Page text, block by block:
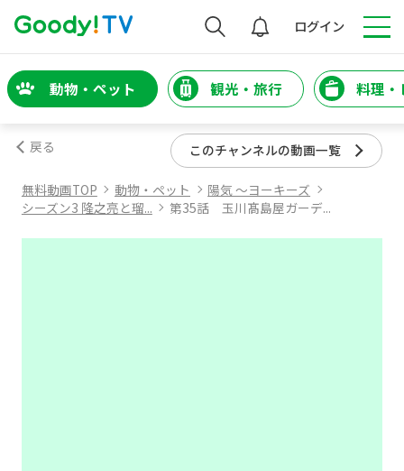
検索 ログイン
動物・ペット 観光・旅行 料理・
戻る このチャンネルの動画一覧
無料動画TOP 動物・ペット
陽気 ～ヨーキーズ
シーズン3 隆之亮と瑠...
第35話 玉川髙島屋ガーデ...